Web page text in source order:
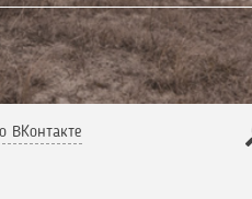
ВКонтакте